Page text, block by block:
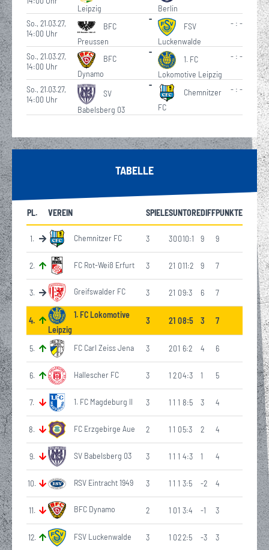
Leipzig
Berlin
So., 21.03.27,
14:00 Uhr
BFC
Preussen
-
FSV
Luckenwalde
- : -
So., 21.03.27,
14:00 Uhr
BFC
Dynamo
-
1. FC
Lokomotive Leipzig
- : -
So., 21.03.27,
14:00 Uhr
SV
Babelsberg 03
-
Chemnitzer
FC
- : -
TABELLE
PL. VEREIN SPIELESUNTOREDIFFPUNKTE
1. Chemnitzer FC 3 30010:1 9 9
2. FC Rot-Weiß Erfurt 3 21 011:2 9 7
3. Greifswalder FC 3 21 09:3 6 7
4.
1. FC Lokomotive
Leipzig
3 21 08:5 3 7
5. FC Carl Zeiss Jena 3 201 6:2 4 6
6. Hallescher FC 3 1 204:3 1 5
7. 1. FC Magdeburg II 3 1 1 1 8:5 3 4
8. FC Erzgebirge Aue 2 1 1 05:3 2 4
9. SV Babelsberg 03 3 1 1 1 4:3 1 4
10. RSV Eintracht 1949 3 1 1 1 3:5 -2 4
11. BFC Dynamo 2 1 01 3:4 -1 3
12. FSV Luckenwalde 3 1 022:5 -3 3